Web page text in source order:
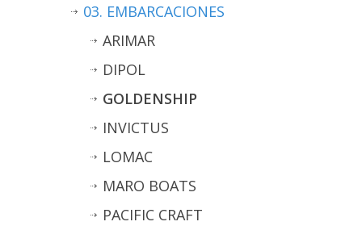
03. EMBARCACIONES
ARIMAR
DIPOL
GOLDENSHIP
INVICTUS
LOMAC
MARO BOATS
PACIFIC CRAFT